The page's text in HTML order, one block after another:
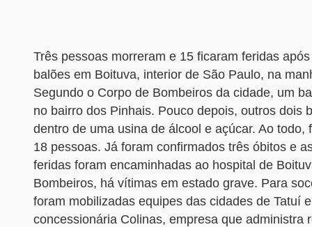
Três pessoas morreram e 15 ficaram feridas
balões em Boituva, interior de São Paulo, na
Segundo o Corpo de Bombeiros da cidade, um
no bairro dos Pinhais. Pouco depois, outros dois
dentro de uma usina de álcool e açúcar. Ao todo,
18 pessoas. Já foram confirmados três óbitos e
feridas foram encaminhadas ao hospital de
Bombeiros, há vítimas em estado grave. Para
foram mobilizadas equipes das cidades de Tatuí
concessionária Colinas, empresa que administra